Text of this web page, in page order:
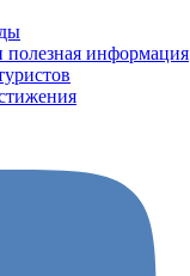
полезная информация